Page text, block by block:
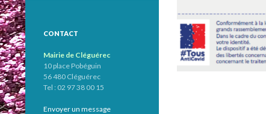
CONTACT
Mairie de Cléguérec
10 place Pobéguin
56 480 Cléguérec
Tel : 02 97 38 00 15
Envoyer un message